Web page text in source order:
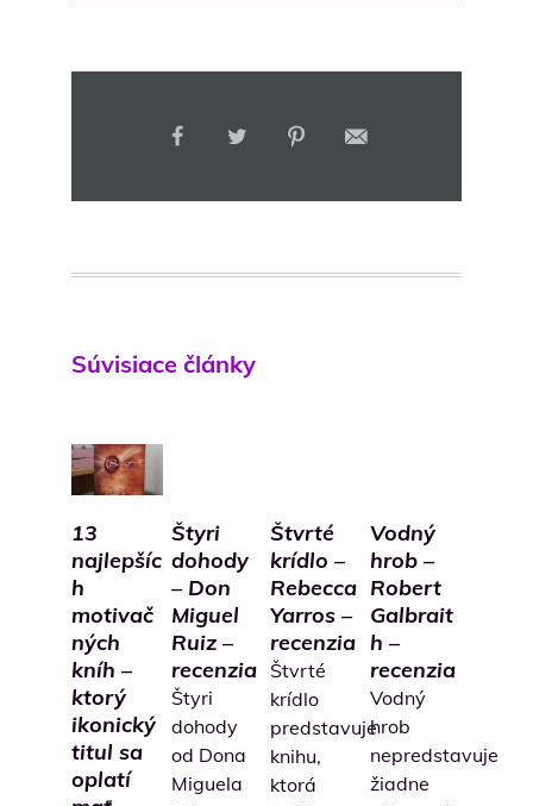
Súvisiace články
13
najlepšíc
h
motivač
ných
kníh –
ktorý
ikonický
titul sa
oplatí
Štyri
dohody
– Don
Miguel
Ruiz –
recenzia
Štyri
dohody
od Dona
Miguela
Štvrté
krídlo –
Rebecca
Yarros –
recenzia
Štvrté
krídlo
predstavuje
knihu,
ktorá
Vodný
hrob –
Robert
Galbrait
h –
recenzia
Vodný
hrob
nepredstavuje
žiadne